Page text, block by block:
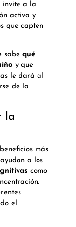
invite a la
activa y
que capten
sabe qué
y que
le dará al
de la
la
más
a los
como
el